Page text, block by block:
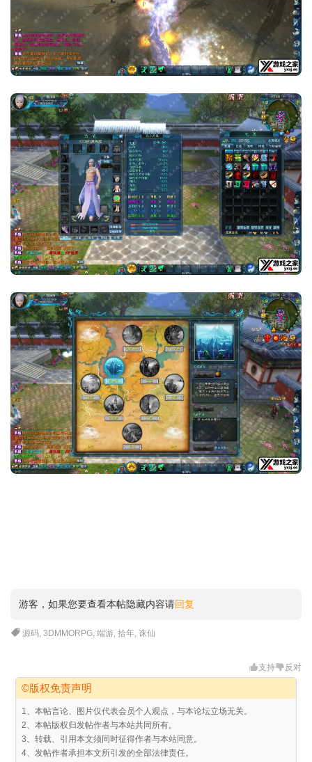
游客，如果您要查看本帖隐藏内容请回复
源码,3DMMORPG,端游,拾年,诛仙
支持 反对
©版权免责声明
1、本帖言论、图片仅代表会员个人观点，与本论坛立场无关。
2、本帖版权归发帖作者与本站共同所有。
3、转载、引用本文须同时征得作者与本站同意。
4、发帖作者承担本文所引发的全部法律责任。